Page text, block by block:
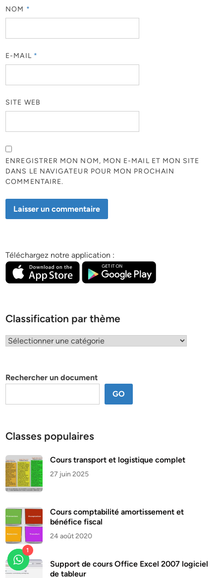
NOM *
E-MAIL *
SITE WEB
ENREGISTRER MON NOM, MON E-MAIL ET MON SITE
DANS LE NAVIGATEUR POUR MON PROCHAIN
COMMENTAIRE.
Téléchargez notre application :
Classification par thème
Classification
Rechercher un document
GO
Classes populaires
Cours transport et logistique complet
27 juin 2025
Cours comptabilité amortissement et
bénéfice fiscal
24 août 2020
Support de cours Office Excel 2007 logiciel
de tableur
1